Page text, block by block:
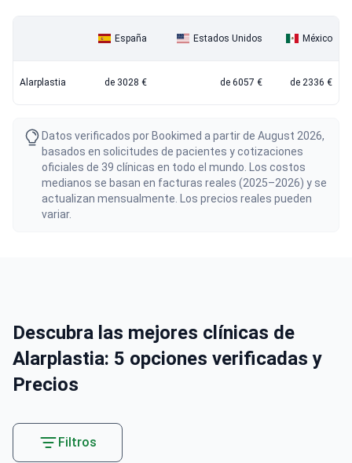
España Estados Unidos México
Alarplastia de 3028 € de 6057 € de 2336 €
Datos verificados por Bookimed a partir de August 2026,
basados en solicitudes de pacientes y cotizaciones
oficiales de 39 clínicas en todo el mundo. Los costos
medianos se basan en facturas reales (2025–2026) y se
actualizan mensualmente. Los precios reales pueden
variar.
Descubra las mejores clínicas de
Alarplastia: 5 opciones verificadas y
Precios
Filtros